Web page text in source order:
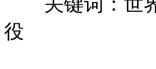
役